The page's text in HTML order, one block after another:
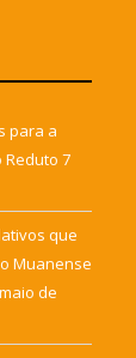
para a
Reduto 7
que
Muanense
de